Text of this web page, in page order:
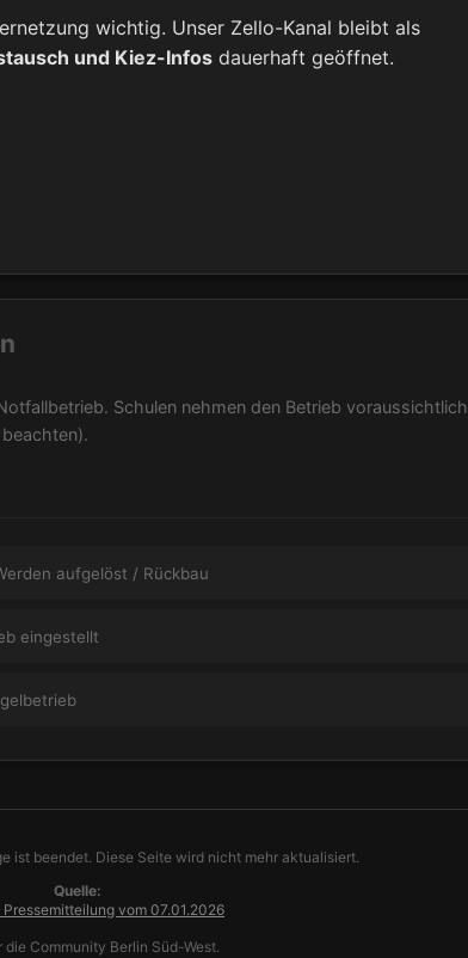
wichtig. Unser Zello-Kanal bleibt als
und Kiez-Infos dauerhaft geöffnet.
Schulen nehmen den Betrieb voraussichtlich
aufgelöst / Rückbau
eingestellt
ist beendet. Diese Seite wird nicht mehr aktualisiert.
Quelle:
Pressemitteilung vom 07.01.2026
die Community Berlin Süd-West.